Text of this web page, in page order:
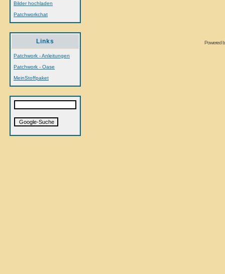
Bilder hochladen
Patchworkchat
Links
Patchwork - Anleitungen
Patchwork - Oase
MeinStoffpaket
Powered